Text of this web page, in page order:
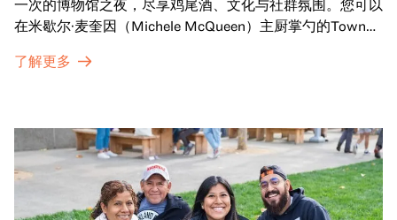
一次的博物馆之夜，尽享鸡尾酒、文化与社群氛围。您可以
在米歇尔·麦奎因（Michele McQueen）主厨掌勺的Town
探索那些在夜幕下焕发活力的展厅，那里将呈现快闪表演、
了解更多